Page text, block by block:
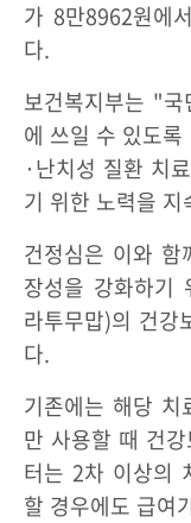
가 8만8962원에
다.
보건복지부는 "
에 쓰일 수 있도
·난치성 질환 치
기 위한 노력을
건정심은 이와 함
장성을 강화하기
라투무맙)의 건강
다.
기존에는 해당
만 사용할 때 건
터는 2차 이상의
할 경우에도 급여